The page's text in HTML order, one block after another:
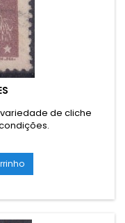
variedade de cliche